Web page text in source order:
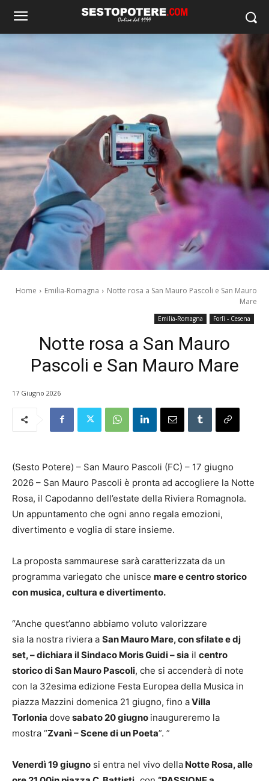
Home Emilia-Romagna
Notte rosa a San Mauro Pascoli e San Mauro
Mare
Emilia-Romagna Forlì - Cesena
Notte rosa a San Mauro
Pascoli e San Mauro Mare
17 Giugno 2026
(Sesto Potere) – San Mauro Pascoli (FC) – 17 giugno
2026 – San Mauro Pascoli è pronta ad accogliere la Notte
Rosa, il Capodanno dell’estate della Riviera Romagnola.
Un appuntamento che ogni anno regala emozioni,
divertimento e voglia di stare insieme.
La proposta sammaurese sarà caratterizzata da un
programma variegato che unisce mareecentro storico
con musica, cultura e divertimento.
“Anche quest’anno abbiamo voluto valorizzare
sia la nostra riviera a San Mauro Mare, con sfilateedj
set, –dichiara il Sindaco Moris Guidi –sia il centro
storico di San Mauro Pascoli, che si accenderà di note
con la 32esima edizione Festa Europea della Musica in
piazza Mazzini domenica 21 giugno, fino aVilla
Torlonia dove sabato 20 giugno inaugureremo la
mostra “Zvanì – Scene di un Poeta”. ”
Venerdì 19 giugno si entra nel vivo della Notte Rosa, alle